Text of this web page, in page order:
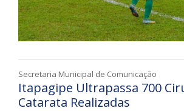
Secretaria Municipal de Comunicação
Itapagipe Ultrapassa 700
Catarata Realizadas